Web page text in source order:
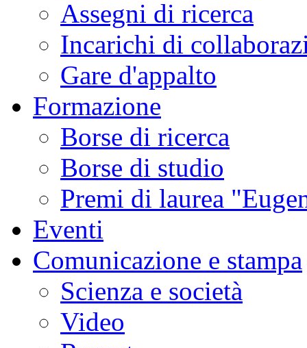
Assegni di ricerca
Incarichi di
Gare d'appalto
Formazione
Borse di ricerca
Borse di studio
Premi di laurea
Eventi
Comunicazione e stampa
Scienza e società
Video